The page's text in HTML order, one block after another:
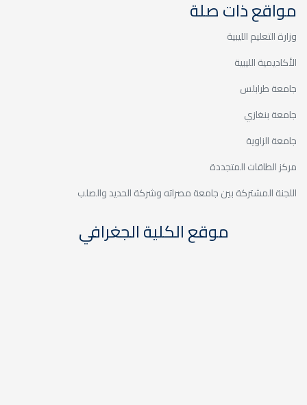
مواقع ذات صلة
وزارة التعليم الليبية
الأكاديمية الليبية
جامعة طرابلس
جامعة بنغازي
جامعة الزاوية
مركز الطاقات المتجددة
اللجنة المشتركة بين جامعة مصراته وشركة الحديد والصلب
موقع الكلية الجغرافي